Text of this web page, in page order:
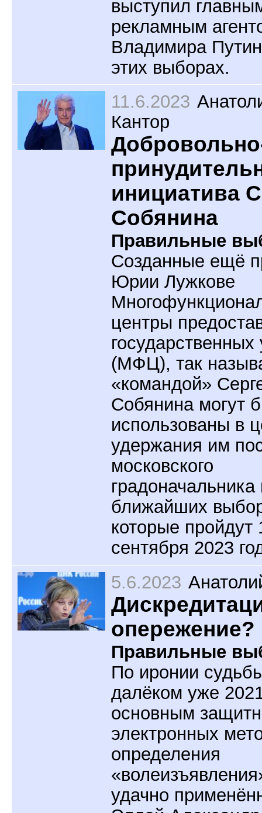
выступил
рекламным
Владимира
этих выборах.
11.6.2023
Кантор
инициатива
Собянина
Правильные
Созданные ещё
Юрии Лужкове
центры
государственных
(МФЦ), так
«командой»
Собянина могут
использованы в
удержания им
московского
градоначальника
ближайших
которые пройдут
сентября 2023
5.6.2023
опережение?
Правильные
По иронии
далёком уже
основным
электронных
определения
удачно